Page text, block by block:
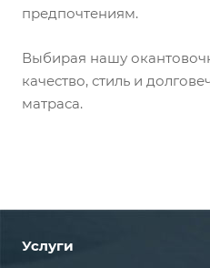
предпочтениям.
Выбирая нашу
качество, стиль и
матраса.
Услуги